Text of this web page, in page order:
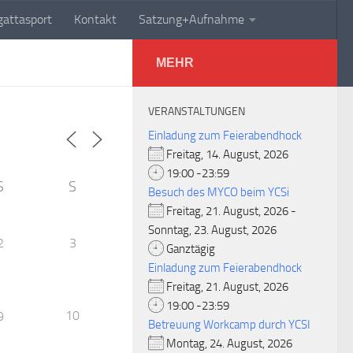
Kontakt Satzung+Aufnahme
S
3
10
MEHR
VERANSTALTUNGEN
Einladung zum Feierabendhock
Freitag, 14. August, 2026
19:00 -23:59
Besuch des MYCO beim YCSi
Freitag, 21. August, 2026 -
Sonntag, 23. August, 2026
Ganztägig
Einladung zum Feierabendhock
Freitag, 21. August, 2026
19:00 -23:59
Betreuung Workcamp durch YCSI
Montag, 24. August, 2026